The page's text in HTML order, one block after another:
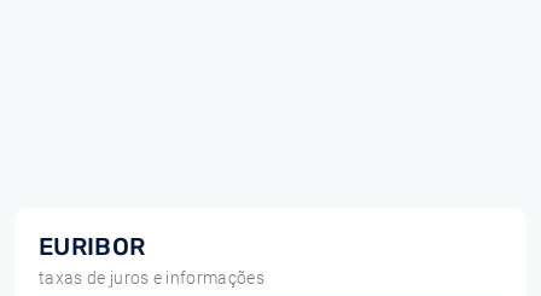
EURIBOR
taxas de juros e informações